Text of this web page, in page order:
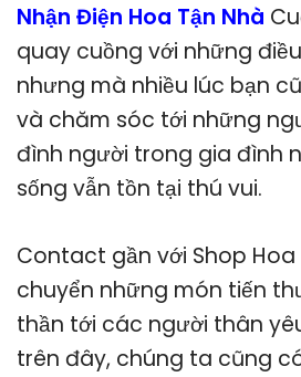
Nhận Điện Hoa Tận Nhà
quay cuồng với những
nhưng mà nhiều lúc bạn
và chăm sóc tới những
đình người trong gia đình
sống vẫn tồn tại thú vui.
Contact gần với Shop Hoa
chuyển những món tiến
thần tới các người thân
trên đây, chúng ta cũng